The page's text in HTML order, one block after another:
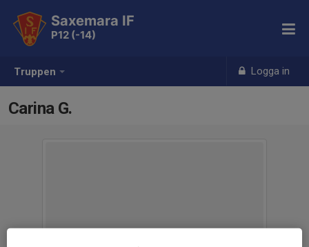
Truppen Logga in
Saxemara IF
P12 (-14)
Carina G.